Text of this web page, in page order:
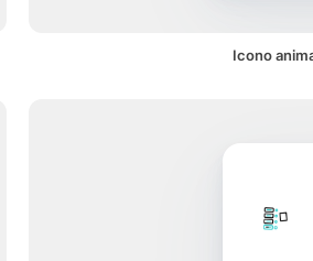
Icono